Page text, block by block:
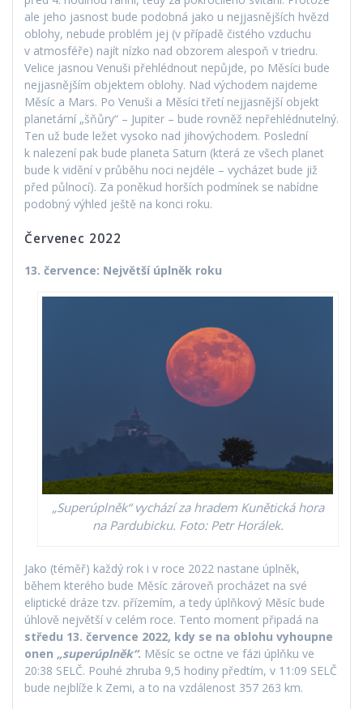
ale jeho jasnost bude podobná jako u nejjasnějších hvězd
oblohy, nebude problém jej (v případě čistého vzduchu
v atmosféře) najít nízko nad obzorem alespoň v triedru.
Velice jasnou Venuši přehlédnout nepůjde, po Měsíci bude
nejjasnějším objektem oblohy. Nad východem najdeme
Měsíc a Mars. Po Venuši a Měsíci třetí nejjasnější objekt
planetární „šňůry“ – Jupiter – bude rovněž nepřehlédnutelný.
Ten už bude ležet vysoko nad jihovýchodem. Poslední
k nalezení pak bude planeta Saturn (která ze všech planet
bude k vidění v průběhu noci nejdéle – vycházet bude již
před půlnocí). Za poněkud horších podmínek se nabídne
podobný výhled ještě na konci roku.
Červenec 2022
13. července: Největší úplněk roku
„Superúplněk“ vychází za hradem Kunětická hora
na Pardubicku. Foto: Petr Horálek.
Jako (téměř) každý rok i v roce 2022 nastane úplněk,
během kterého bude Měsíc zároveň procházet na své
eliptické dráze tzv. přízemím, a tedy úplňkový Měsíc bude
úhlově největší v celém roce. Tento moment připadá na
středu 13. července 2022, kdy se na oblohu vyhoupne
onen „superúplněk“. Měsíc se octne ve fázi úplňku ve
20:38 SELČ. Pouhé zhruba 9,5 hodiny předtím, v 11:09 SELČ
bude nejblíže k Zemi, a to na vzdálenost 357 263 km.